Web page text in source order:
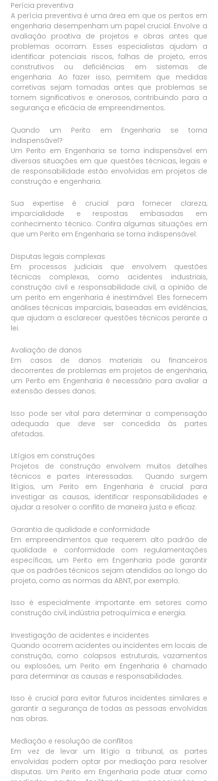
Perícia preventiva
A perícia preventiva é uma área em que os peritos em
engenharia desempenham um papel crucial. Envolve a
avaliação proativa de projetos e obras antes que
problemas ocorram. Esses especialistas ajudam a
identificar potenciais riscos, falhas de projeto, erros
construtivos ou deficiências em sistemas de
engenharia. Ao fazer isso, permitem que medidas
corretivas sejam tomadas antes que problemas se
tornem significativos e onerosos, contribuindo para a
segurança e eficácia de empreendimentos.
Quando um Perito em Engenharia se torna
indispensável?
Um Perito em Engenharia se torna indispensável em
diversas situações em que questões técnicas, legais e
de responsabilidade estão envolvidas em projetos de
construção e engenharia.
Sua expertise é crucial para fornecer clareza,
imparcialidade e respostas embasadas em
conhecimento técnico. Confira algumas situações em
que um Perito em Engenharia se torna indispensável:
Disputas legais complexas
Em processos judiciais que envolvem questões
técnicas complexas, como acidentes industriais,
construção civil e responsabilidade civil, a opinião de
um perito em engenharia é inestimável. Eles fornecem
análises técnicas imparciais, baseadas em evidências,
que ajudam a esclarecer questões técnicas perante a
lei.
Avaliação de danos
Em casos de danos materiais ou financeiros
decorrentes de problemas em projetos de engenharia,
um Perito em Engenharia é necessário para avaliar a
extensão desses danos.
Isso pode ser vital para determinar a compensação
adequada que deve ser concedida às partes
afetadas.
Litígios em construções
Projetos de construção envolvem muitos detalhes
técnicos e partes interessadas. Quando surgem
litígios, um Perito em Engenharia é crucial para
investigar as causas, identificar responsabilidades e
ajudar a resolver o conflito de maneira justa e eficaz.
Garantia de qualidade e conformidade
Em empreendimentos que requerem alto padrão de
qualidade e conformidade com regulamentações
específicas, um Perito em Engenharia pode garantir
que os padrões técnicos sejam atendidos ao longo do
projeto, como as normas da ABNT, por exemplo.
Isso é especialmente importante em setores como
construção civil, indústria petroquímica e energia.
Investigação de acidentes e incidentes
Quando ocorrem acidentes ou incidentes em locais de
construção, como colapsos estruturais, vazamentos
ou explosões, um Perito em Engenharia é chamado
para determinar as causas e responsabilidades.
Isso é crucial para evitar futuros incidentes similares e
garantir a segurança de todas as pessoas envolvidas
nas obras.
Mediação e resolução de conflitos
Em vez de levar um litígio a tribunal, as partes
envolvidas podem optar por mediação para resolver
disputas. Um Perito em Engenharia pode atuar como